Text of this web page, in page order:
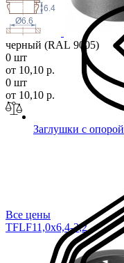
Заглушки с опорой
6.4
Ø6.6
черный (RAL 9005)
0 шт
от 10,10 р.
0 шт
от 10,10 р.
Все цены
TFLF11,0x6,4-3,2